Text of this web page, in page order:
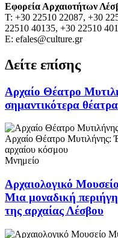
Εφορεία Αρχαιοτήτων
Τ: +30 22510 22087, +30
22510 40135, +30 22510
Ε: efales@culture.gr
Δείτε επίσης
Αρχαίο Θέατρο
σημαντικότερα
Αρχαίο Θέατρο Μυτιλήνης:
αρχαίου κόσμου
Μνημείο
Αρχαιολογικό
Μια μοναδική
της αρχαίας Λέσβου